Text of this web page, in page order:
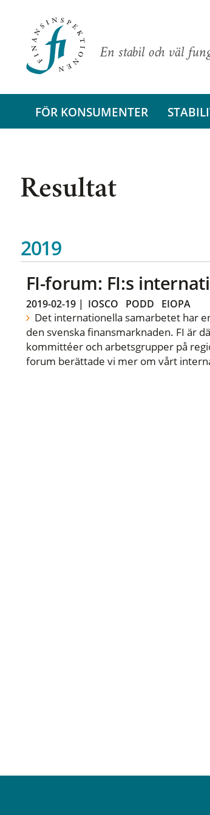
En stabil och väl
FÖR KONSUMENTER
Resultat
2019
FI-forum: FI:s
2019-02-19| IOSCO PODD EIOPA
Det internationella samarbetet har
den svenska finansmarknaden. FI är
kommittéer och arbetsgrupper på
forum berättade vi mer om vårt